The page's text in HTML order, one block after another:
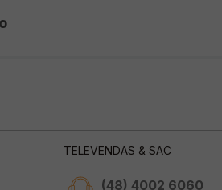
TELEVENDAS & SAC
(48) 4002 6060